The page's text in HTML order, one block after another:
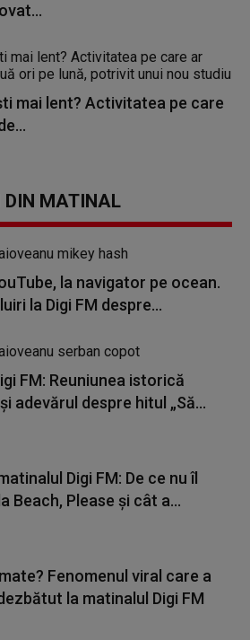
mai lent? Activitatea pe care
DIN MATINAL
la navigator pe ocean.
la Digi FM despre...
FM: Reuniunea istorică
adevărul despre hitul „Să...
Digi FM: De ce nu îl
Beach, Please și cât a...
Fenomenul viral care a
la matinalul Digi FM